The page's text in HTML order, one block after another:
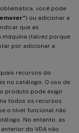
você pode
) ou adicionar a
que as
(talvez porque
por adicionar a
recursos do
no catálogo. O uso de
produto pode exigir
todos os recursos
o nível funcional não
No entanto, as
do VDA não